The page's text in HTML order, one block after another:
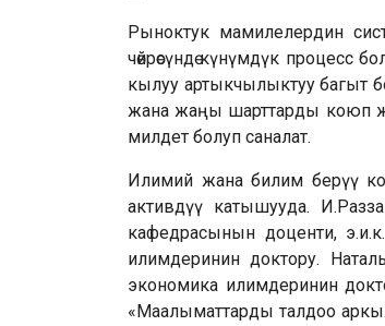
Рыноктук мамилелердин
чөйрөсүндө күнүмдүк процесс
кылуу артыкчылыктуу багыт
жана жаңы шарттарды коюп
милдет болуп саналат.
Илимий жана билим берүү
активдүү катышууда.
кафедрасынын доценти,
илимдеринин доктору.
экономика илимдеринин
«Маалыматтарды талдоо